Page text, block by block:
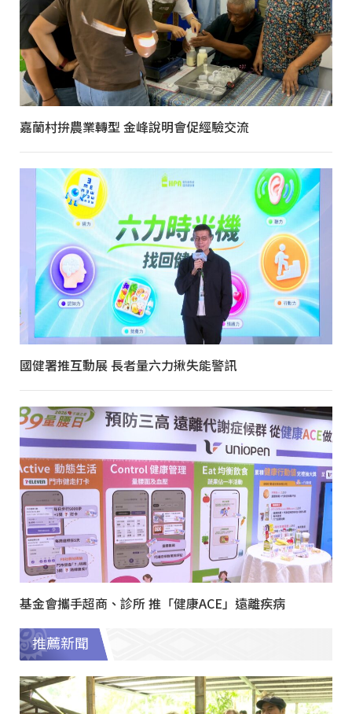
嘉蘭村拚農業轉型 金峰說明會促經驗交流
國健署推互動展 長者量六力揪失能警訊
基金會攜手超商、診所 推「健康ACE」遠離疾病
推薦新聞